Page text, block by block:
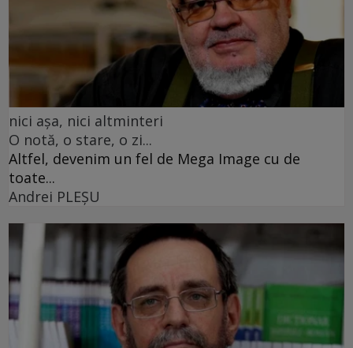
nici așa, nici altminteri
O notă, o stare, o zi...
Altfel, devenim un fel de Mega Image cu de
toate...
Andrei PLEŞU